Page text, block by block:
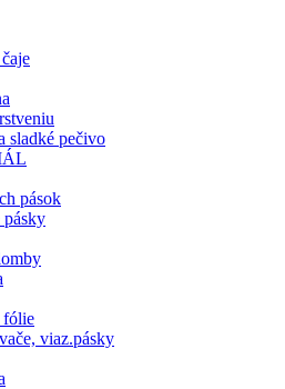
sladké pečivo
pások
pásky
fólie
viaz.pásky